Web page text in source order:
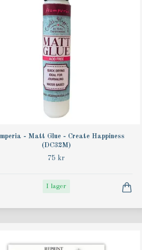
- Matt Glue - Create Happiness
(DC32M)
75 kr
I lager